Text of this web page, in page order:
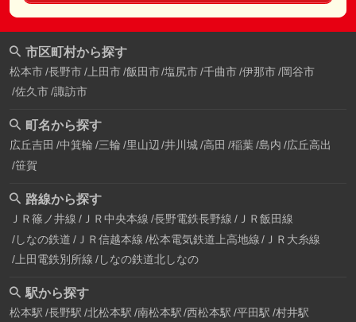
市区町村から探す
松本市 長野市 上田市 飯田市 塩尻市 千曲市 伊那市 岡谷市
佐久市 諏訪市
町名から探す
広丘吉田 中箕輪 三輪 里山辺 井川城 高田 稲葉 島内 広丘高出
笹賀
路線から探す
ＪＲ篠ノ井線 ＪＲ中央本線 長野電鉄長野線 ＪＲ飯田線
しなの鉄道 ＪＲ信越本線 松本電気鉄道上高地線
ＪＲ大糸線
上田電鉄別所線 しなの鉄道北しなの
駅から探す
松本駅 長野駅 北松本駅 南松本駅 西松本駅 平田駅 村井駅